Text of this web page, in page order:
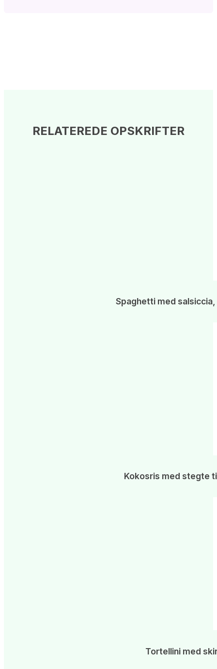
RELATEREDE OPSKRIFTER
Spaghetti med
Kokosris med stegte
Tortellini med